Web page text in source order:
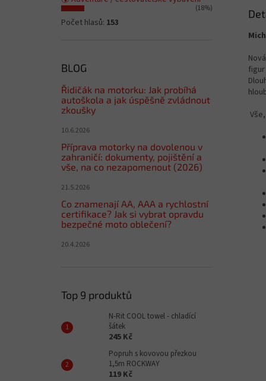
(18%)
Počet hlasů: 153
BLOG
Řidičák na motorku: Jak probíhá
autoškola a jak úspěšně zvládnout
zkoušky
10.6.2026
Příprava motorky na dovolenou v
zahraničí: dokumenty, pojištění a
vše, na co nezapomenout (2026)
21.5.2026
Co znamenají AA, AAA a rychlostní
certifikace? Jak si vybrat opravdu
bezpečné moto oblečení?
20.4.2026
Top 9 produktů
N-Rit COOL towel - chladící
šátek
245 Kč
Popruh s kovovou přezkou
1,5m ROCKWAY
119 Kč